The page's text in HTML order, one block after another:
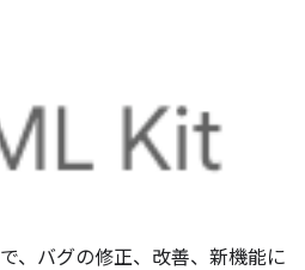
で、バグの修正、改善、新機能に